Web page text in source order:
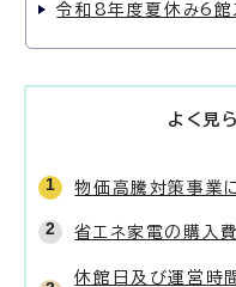
令和8年度夏休み6館
よく見
物価高騰対策事業
省エネ家電の購入
休館日及び運営時